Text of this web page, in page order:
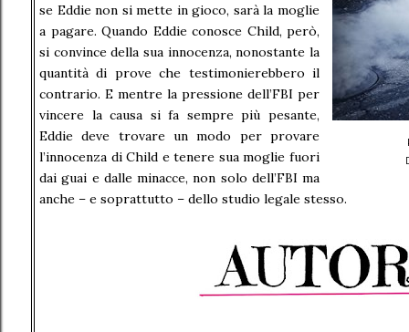
se Eddie non si mette in gioco, sarà la moglie
a pagare. Quando Eddie conosce Child, però,
si convince della sua innocenza, nonostante la
quantità di prove che testimonierebbero il
contrario. E mentre la pressione dell’FBI per
vincere la causa si fa sempre più pesante,
Eddie deve trovare un modo per provare
l’innocenza di Child e tenere sua moglie fuori
dai guai e dalle minacce, non solo dell’FBI ma
anche – e soprattutto – dello studio legale stesso.